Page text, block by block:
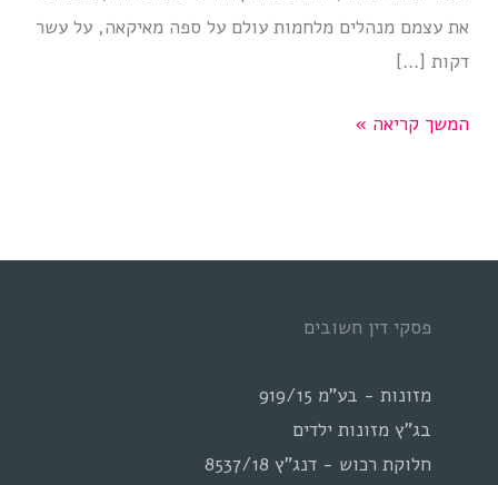
את עצמם מנהלים מלחמות עולם על ספה מאיקאה, על עשר
דקות […]
לעשות
המשך קריאה »
פסקי דין חשובים
מזונות - בע"מ 919/15
בג"ץ מזונות ילדים
חלוקת רכוש - דנג"ץ 8537/18